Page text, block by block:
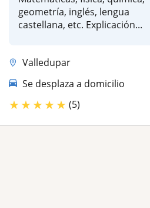
geometría, inglés, lengua
castellana, etc. Explicación...
Valledupar
Se desplaza a domicilio
★★★★★ (5)